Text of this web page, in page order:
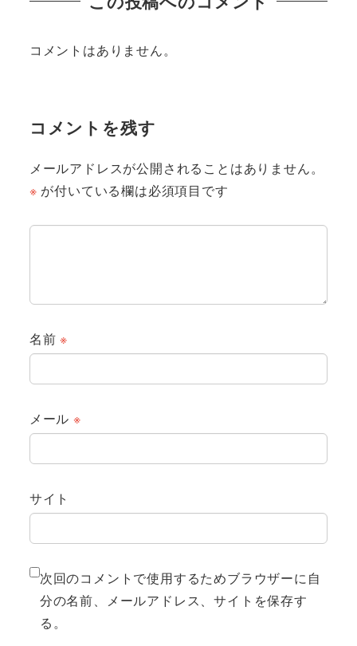
コメントはありません。
コメントを残す
メールアドレスが公開されることはありません。
※ が付いている欄は必須項目です
名前※
メール ※
サイト
次回のコメントで使用するためブラウザーに自
分の名前、メールアドレス、サイトを保存す
る。